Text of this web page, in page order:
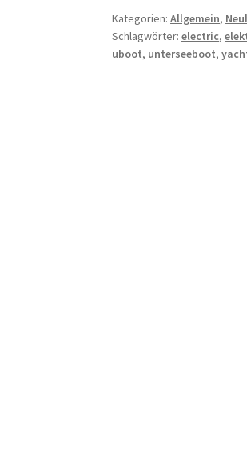
Kategorien:Allgemein,
Schlagwörter:electric,
uboot, unterseeboot,